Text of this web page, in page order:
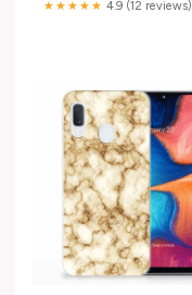
★★★★★ 4.9 (12 reviews)